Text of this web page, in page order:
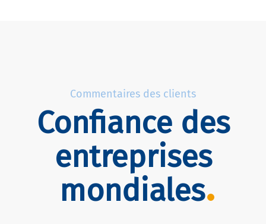
Commentaires des clients
Confiance des
entreprises
mondiales